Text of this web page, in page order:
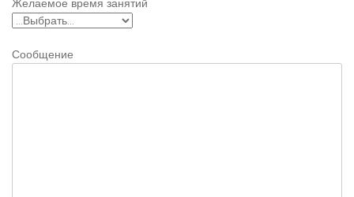
Желаемое время занятий
Сообщение